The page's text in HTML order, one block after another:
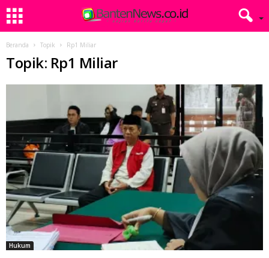
Beranda Topik Rp1 Miliar
Topik: Rp1 Miliar
Hukum